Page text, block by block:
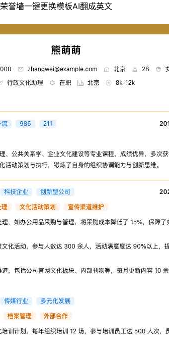
荣誉墙一键更换模板AI翻成英文